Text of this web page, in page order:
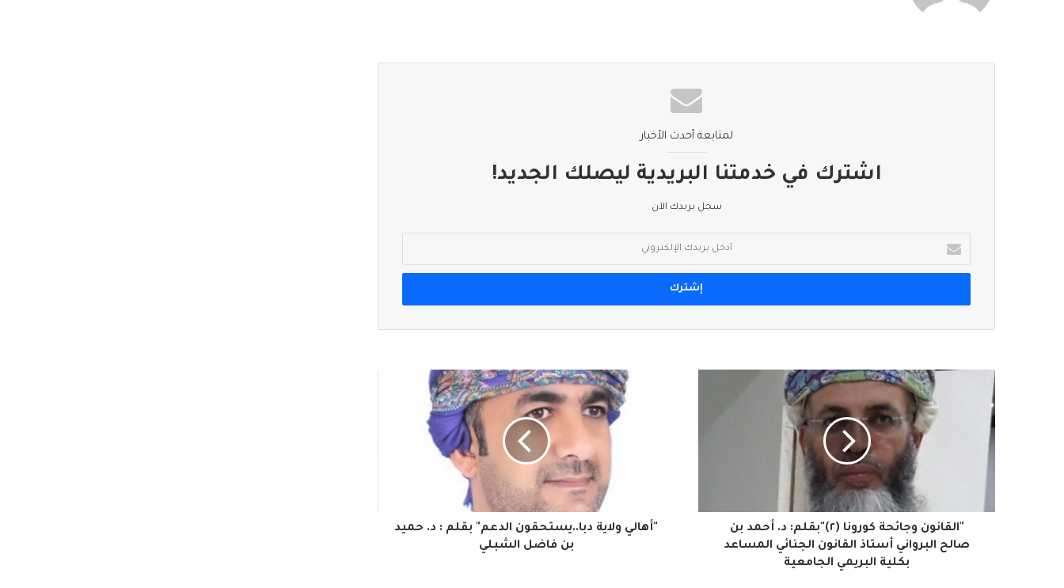
لمتابعة أحدث الأخبار
اشترك في خدمتنا البريدية ليصلك الجديد!
سجل بريدك الآن
بريدك
الإلكتروني
"القانون
وجائحة
كورونا
د.
البرواني
القانون
"القانون وجائحة كورونا (٢)"بقلم: د. أحمد بن
صالح البرواني أستاذ القانون الجنائي المساعد
بكلية البريمي الجامعية
دبا..يستحقون
فاضل"أهالي ولاية دبا..يستحقون الدعم" بقلم : د. حميد
بن فاضل الشبلي